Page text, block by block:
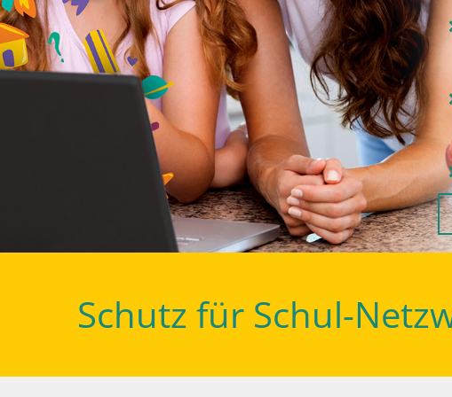
Schutz für Schul-